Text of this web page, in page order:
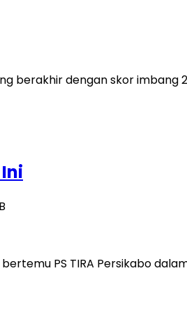
berakhir dengan skor
PS TIRA Persikabo